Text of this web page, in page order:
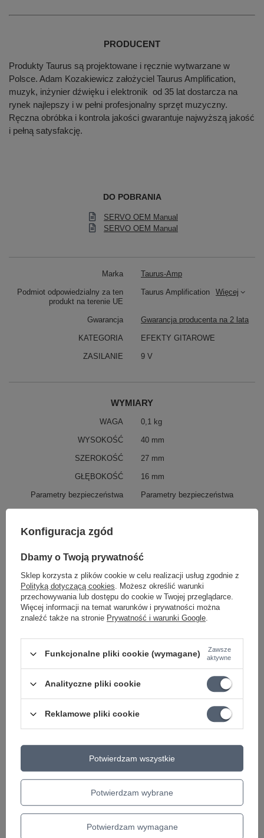
PRODUCENT
Produkty Taurus są projektowane i ręcznie wytwarzane w
Polsce. Adam Kozakiewicz założyciel Taurus Amplification,
muzyk, inżynier dźwięku i elektronik od 35 lat dostarcza na
rynek najlepszy i w pełni profesjonalny sprzęt muzyczny.
Ręczna obróbka i kontrola jakości gwarantuje najwyższą jakość
i pełną satysfakcję.
DO POBRANIA
SERVO OEM Manual
SERVO OEM Manual
Marka Taurus-Amp
Podmiot odpowiedzialny za ten
produkt na terenie UE
Taurus Amplification Więcej
Gwarancja Gwarancja producenta na 2 lata
KATEGORIA EFEKTY GITAROWE
ZASILANIE 9 V
WYMIARY
WAGA 0,1 kg
WYSOKOŚĆ 40 mm
SZEROKOŚĆ 27 mm
GŁĘBOKOŚĆ 16 mm
Parametry bezpieczeństwa Parametry bezpieczeństwa
Producent gwarantuje naprawę lub wymianę sprzętu do 24
miesięcy od daty zakupu. Skontaktuj się ze sklepem za
pośrednictwem formularza reklamacji abyzamówić kuriera który
odbierze sprzęt z Twojego domu.
Może potrzebujesz tego do gitary
OKAZJA
Złączka do efektów gitarowych KLOTZ PP-
0%
Mooer PDC 8A Kabel zasilacza na 8 efektów,
Najniższa cena z 30 dni przed obniżką:35,02 zł -3%
Konfiguracja zgód
Dbamy o Twoją prywatność
Sklep korzysta z plików cookie w celu realizacji usług zgodnie z
Polityką dotyczącą cookies. Możesz określić warunki
przechowywania lub dostępu do cookie w Twojej przeglądarce.
Więcej informacji na temat warunków i prywatności można
znaleźć także na stronie Prywatność i warunki Google.
Funkcjonalne pliki cookie (wymagane)
Zawsze
aktywne
Analityczne pliki cookie
Reklamowe pliki cookie
Potwierdzam wybrane
Potwierdzam wymagane
Potwierdzam wszystkie